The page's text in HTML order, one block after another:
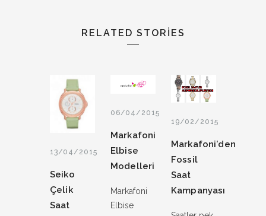
RELATED STORIES
13/04/2015
Seiko
Çelik
Saat
06/04/2015
Markafoni
Elbise
Modelleri
Markafoni
Elbise
19/02/2015
Markafoni’den
Fossil
Saat
Kampanyası